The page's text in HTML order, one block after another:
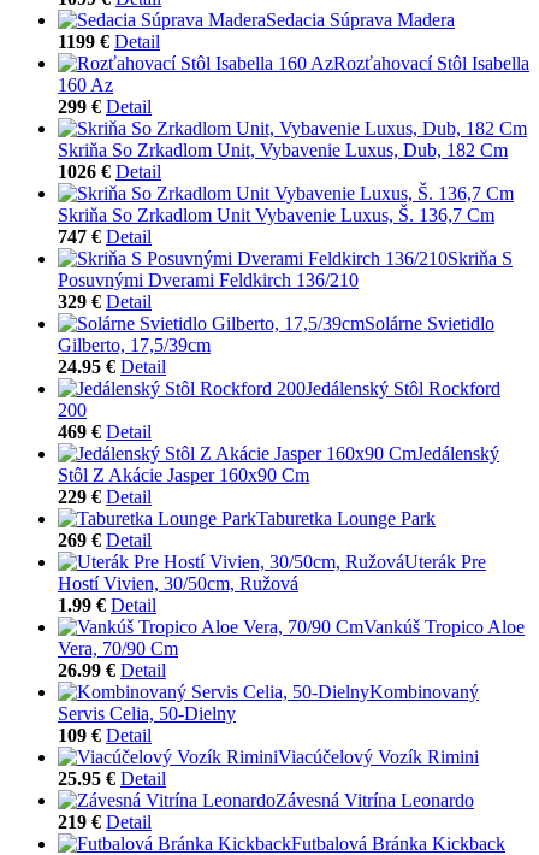
Sedacia Súprava Madera
1199 € Detail
Rozťahovací Stôl Isabella
160 Az
299 € Detail
Skriňa So Zrkadlom Unit, Vybavenie Luxus, Dub, 182 Cm
1026 € Detail
Skriňa So Zrkadlom Unit Vybavenie Luxus, Š. 136,7 Cm
747 € Detail
Skriňa S
Posuvnými Dverami Feldkirch 136/210
329 € Detail
Solárne Svietidlo
Gilberto, 17,5/39cm
24.95 € Detail
Jedálenský Stôl Rockford
200
469 € Detail
Jedálenský
Stôl Z Akácie Jasper 160x90 Cm
229 € Detail
Taburetka Lounge Park
269 € Detail
Uterák Pre
Hostí Vivien, 30/50cm, Ružová
1.99 € Detail
Vankúš Tropico Aloe
Vera, 70/90 Cm
26.99 € Detail
Kombinovaný
Servis Celia, 50-Dielny
109 € Detail
Viacúčelový Vozík Rimini
25.95 € Detail
Závesná Vitrína Leonardo
219 € Detail
Futbalová Bránka Kickback